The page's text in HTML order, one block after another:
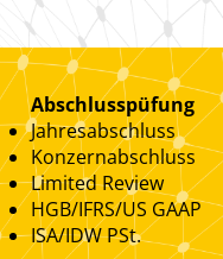
Abschlusspüfung
Jahresabschluss
Konzernabschluss
Limited Review
HGB/IFRS/US GAAP
ISA/IDW PSt.